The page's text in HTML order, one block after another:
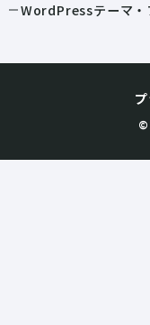
WordPressテーマ・